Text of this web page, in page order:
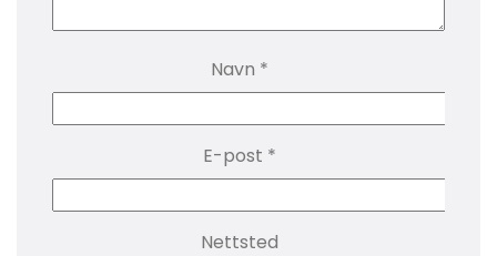
Navn *
E-post *
Nettsted